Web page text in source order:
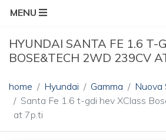
MENU
HYUNDAI SANTA FE 1.6 T-
BOSE&TECH 2WD 239CV
home Hyundai Gamma
Nuova
Santa Fe 1.6 t-gdi hev XClass
at 7p.ti